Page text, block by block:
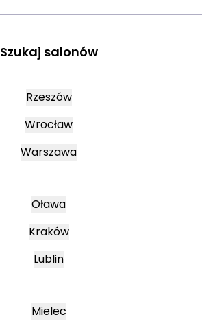
Szukaj salonów
Rzeszów
Wrocław
Warszawa
Oława
Kraków
Lublin
Mielec